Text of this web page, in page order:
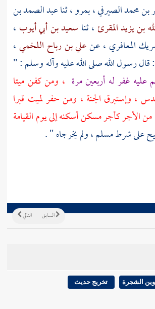
بن محمد الصيرفي،بمرو، ثناعبد الصمد بن
بن يزيد المقرئ ، ثنا سعيد بن أبي أيوب ،
المعافري ، عنعلي بن رباح اللخمي،
قال رسول الله صلى الله عليه وآله وسلم : "
غفر له أربعين مرة ، ومن كفن ميتا
، وإستبرق الجنة ، ومن حفر لميت قبرا
الأجر كأجر مسكن أسكنه إلى يوم القيامة
على شرطمسلم، ولم يخرجاه " .
التالي السابق
الشجرة تخريج حديث